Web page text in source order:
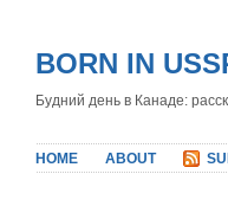
BORN IN
Будний день в Канаде:
HOME ABOUT